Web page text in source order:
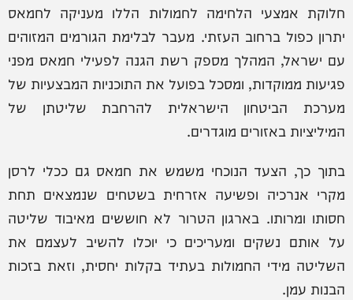
חלוקת אמצעי הלחימה לחמולות הללו מעניקה לחמאס
יתרון כפול ברחוב העזתי. מעבר לבלימת הגורמים המזוהים
עם ישראל, המהלך מספק רשת הגנה לפעילי חמאס מפני
פגיעות ממוקדות, ומסכל בפועל את התוכניות המבצעיות של
מערכת הביטחון הישראלית להרחבת שליטתן של
המיליציות באזורים מוגדרים.
בתוך כך, הצעד הנוכחי משמש את חמאס גם ככלי לרסן
מקרי אנרכיה ופשיעה אזרחית בשטחים שנמצאים תחת
חסותו ומרותו. בארגון הטרור לא חוששים מאיבוד שליטה
על אותם נשקים ומעריכים כי יוכלו להשיב לעצמם את
השליטה מידי החמולות בעתיד בקלות יחסית, וזאת בזכות
הבנות עמן.